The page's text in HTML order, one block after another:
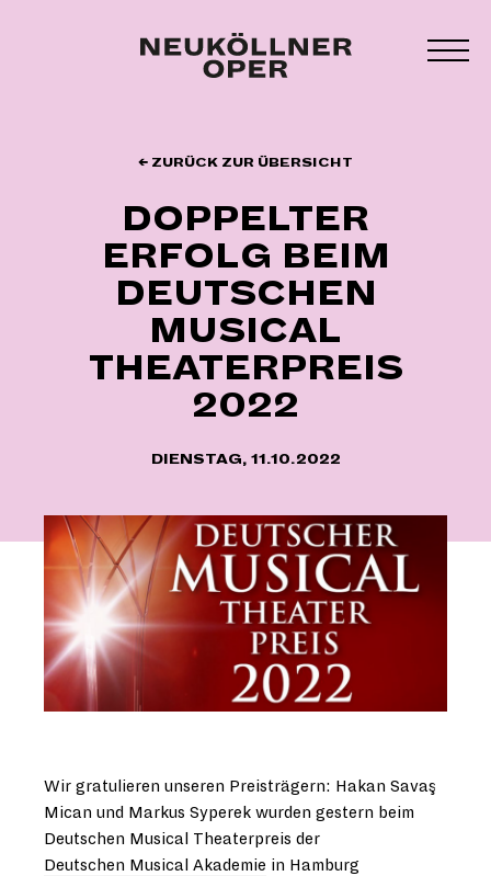
← ZURÜCK ZUR ÜBERSICHT
DOPPELTER
ERFOLG BEIM
DEUTSCHEN
MUSICAL
THEATERPREIS
2022
DIENSTAG, 11.10.2022
Wir gratulieren unseren Preisträgern: Hakan Savaş
Mican und Markus Syperek wurden gestern beim
Deutschen Musical Theaterpreis der
Deutschen Musical Akademie in Hamburg